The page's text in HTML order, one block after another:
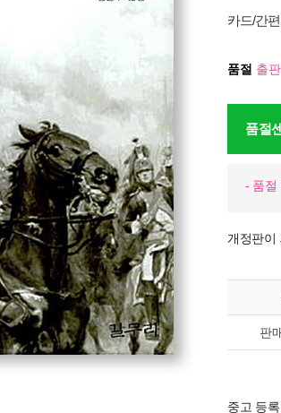
카드/간
품절 출
품절
- 품절
개정판이
판
중고 등